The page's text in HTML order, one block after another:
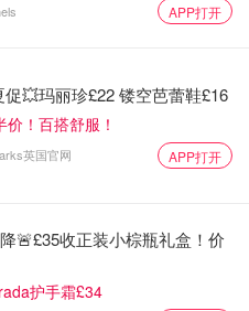
介绍，版权属于原作者
摆在寝室的桌子上望着自己
适~而且安装也很方便，亚
片~?
APP打开
💥玛丽珍£22 镂空芭蕾鞋£16
！百搭舒服！
英国官网 APP打开
🚨£35收正装小棕瓶礼盒！价
护手霜£34